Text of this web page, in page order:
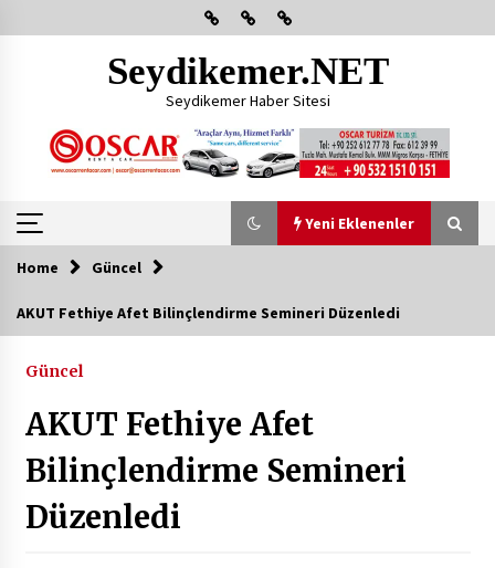
to
Seydikemer.NET
Seydikemer Haber Sitesi
Yeni Eklenenler
Yeni Eklenenler
CHP FETHİYE’DEN “ÜYE BULUŞMASI” ETKİNLİĞİ
2 ay ago
Home Güncel
AKUT Fethiye Afet Bilinçlendirme Semineri Düzenledi
Güncel
AKUT Fethiye Afet
Bilinçlendirme Semineri
Düzenledi